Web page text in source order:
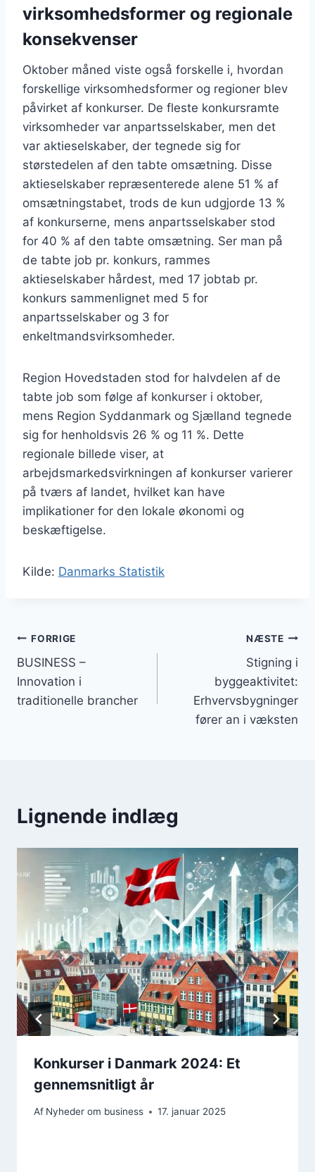
virksomhedsformer og regionale
konsekvenser
Oktober måned viste også forskelle i, hvordan
forskellige virksomhedsformer og regioner blev
påvirket af konkurser. De fleste konkursramte
virksomheder var anpartsselskaber, men det
var aktieselskaber, der tegnede sig for
størstedelen af den tabte omsætning. Disse
aktieselskaber repræsenterede alene 51 % af
omsætningstabet, trods de kun udgjorde 13 %
af konkurserne, mens anpartsselskaber stod
for 40 % af den tabte omsætning. Ser man på
de tabte job pr. konkurs, rammes
aktieselskaber hårdest, med 17 jobtab pr.
konkurs sammenlignet med 5 for
anpartsselskaber og 3 for
enkeltmandsvirksomheder.
Region Hovedstaden stod for halvdelen af de
tabte job som følge af konkurser i oktober,
mens Region Syddanmark og Sjælland tegnede
sig for henholdsvis 26 % og 11 %. Dette
regionale billede viser, at
arbejdsmarkedsvirkningen af konkurser varierer
på tværs af landet, hvilket kan have
implikationer for den lokale økonomi og
beskæftigelse.
Kilde: Danmarks Statistik
Indlægsnavigation
FORRIGE
BUSINESS –
Innovation i
traditionelle brancher
NÆSTE
Stigning i
byggeaktivitet:
Erhvervsbygninger
fører an i væksten
Lignende indlæg
Konkurser i Danmark 2024: Et
gennemsnitligt år
Af Nyheder om business 17. januar 2025